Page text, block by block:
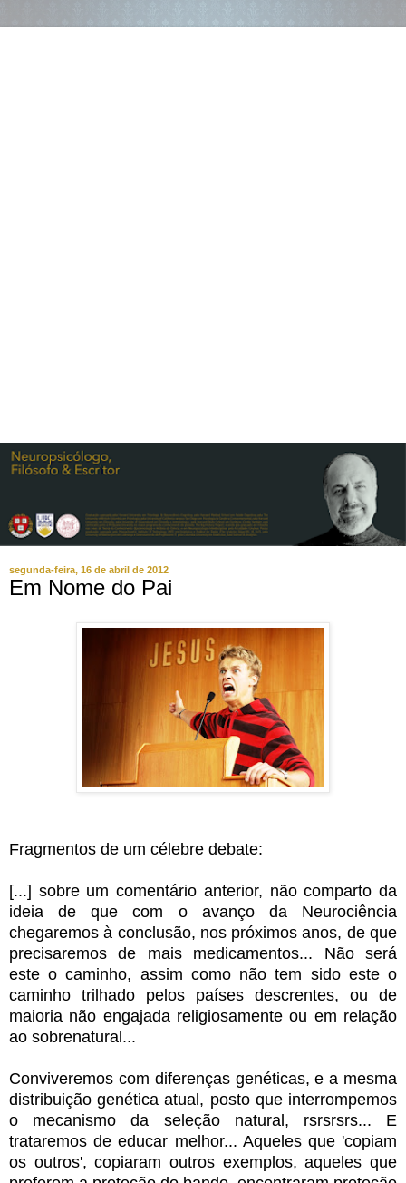
segunda-feira, 16 de abril de 2012
Em Nome do Pai
Fragmentos de um célebre debate:
[...] sobre um comentário anterior, não comparto da
ideia de que com o avanço da Neurociência
chegaremos à conclusão, nos próximos anos, de que
precisaremos de mais medicamentos... Não será
este o caminho, assim como não tem sido este o
caminho trilhado pelos países descrentes, ou de
maioria não engajada religiosamente ou em relação
ao sobrenatural...
Conviveremos com diferenças genéticas, e a mesma
distribuição genética atual, posto que interrompemos
o mecanismo da seleção natural, rsrsrsrs... E
trataremos de educar melhor... Aqueles que 'copiam
os outros', copiaram outros exemplos, aqueles que